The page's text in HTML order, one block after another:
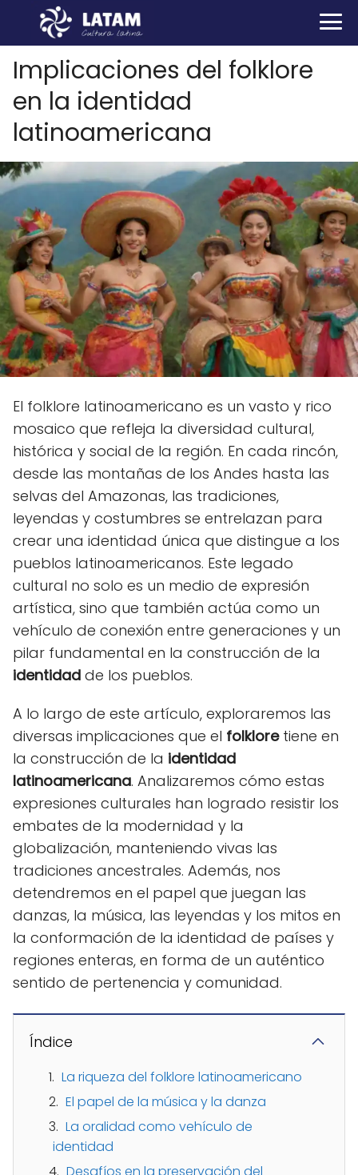
Implicaciones del folklore
en la identidad
latinoamericana
El folklore latinoamericano es un vasto y rico
mosaico que refleja la diversidad cultural,
histórica y social de la región. En cada rincón,
desde las montañas de los Andes hasta las
selvas del Amazonas, las tradiciones,
leyendas y costumbres se entrelazan para
crear una identidad única que distingue a los
pueblos latinoamericanos. Este legado
cultural no solo es un medio de expresión
artística, sino que también actúa como un
vehículo de conexión entre generaciones y un
pilar fundamental en la construcción de la
identidad de los pueblos.
A lo largo de este artículo, exploraremos las
diversas implicaciones que el folkloretiene en
la construcción de la identidad
latinoamericana. Analizaremos cómo estas
expresiones culturales han logrado resistir los
embates de la modernidad y la
globalización, manteniendo vivas las
tradiciones ancestrales. Además, nos
detendremos en el papel que juegan las
danzas, la música, las leyendas y los mitos en
la conformación de la identidad de países y
regiones enteras, en forma de un auténtico
sentido de pertenencia y comunidad.
Índice
La riqueza del folklore latinoamericano
El papel de la música y la danza
La oralidad como vehículo de
identidad
Desafíos en la preservación del